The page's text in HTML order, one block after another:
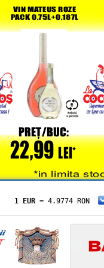
1 EUR = 4.9774 RON
= 5.8304 RON
1 XAU= 464.4611 RON
1 AED= 1.1933 RON
1 AUD= 2.7957 RON
1 BGN= 2.5449 RON